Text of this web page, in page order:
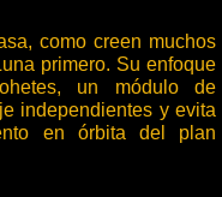
como creen muchos
primero. Su enfoque
un módulo de
independientes y evita
en órbita del plan